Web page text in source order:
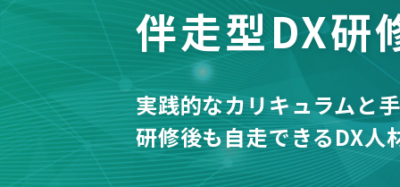
伴走型DX研
実践的なカリキュラムと
研修後も自走できるDX人